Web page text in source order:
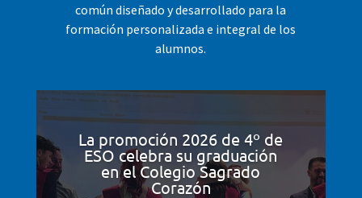
común diseñado y desarrollado para la
formación personalizada e integral de los
alumnos.
La promoción 2026 de 4º de
ESO celebra su graduación
en el Colegio Sagrado
Corazón